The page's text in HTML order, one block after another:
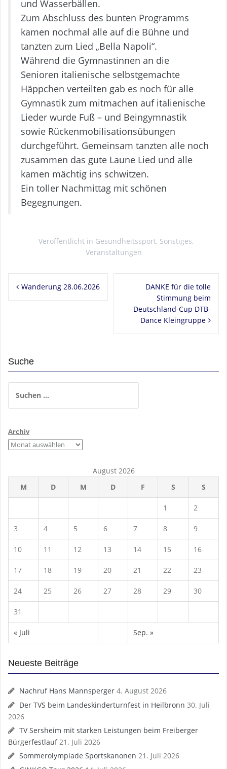
und Wasserbällen.
Zum Abschluss des bunten Programms
kamen nochmal alle auf die Bühne und
tanzten zum Lied „Bella Napoli“.
Während die Gymnastinnen an die
Senioren italienische selbstgemachte
Häppchen verteilten gab es noch für alle
Gymnastik zum mitmachen auf italienische
Lieder wurde Fuß – und Beingymnastik
sowie Rückenmobilisationsübungen
durchgeführt. Gemeinsam tanzten alle noch
zusammen das gute Laune Lied und alle
kamen mächtig ins schwitzen.
Ein toller Nachmittag mit schönen
Begegnungen.
Veröffentlicht in Gesundheitssport, Sonstiges,
Veranstaltungen
Beitragsnavigation
Wanderung 28.06.2026
DANKE für die tolle
Stimmung beim
Deutschland-Cup DTB-
Dance Kleingruppe
Suche
nach:
Archiv
August 2026
M
D M D F S S
1 2
3 4 5 6 7 8 9
10 11 12 13 14 15 16
17 18 19 20 21 22 23
24 25 26 27 28 29 30
31
« Juli Sep. »
Neueste Beiträge
Nachruf Hans Mannsperger 4. August 2026
Der TVS beim Landeskinderturnfest in Heilbronn 30. Juli
2026
TV Sersheim mit starken Leistungen beim Freiberger
Bürgerfestlauf 21. Juli 2026
Sommerolympiade Sportskanonen 21. Juli 2026